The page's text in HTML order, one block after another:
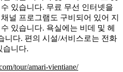
있습니다. 무료 무선 인터넷을
널 프로그램도 구비되어 있어 지
있습니다. 욕실에는 비데 및 헤
니다. 편의 시설/서비스로는 전화
습니다.
tour/amari-vientiane/